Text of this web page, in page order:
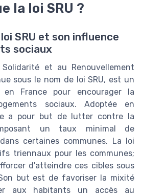
la loi SRU ?
SRU et son influence
sociaux
et au Renouvellement
sous le nom de loi SRU, est un
en France pour encourager la
sociaux. Adoptée en
a pour but de lutter contre la
un taux minimal de
certaines communes. La loi
triennaux pour les communes;
d'atteindre ces cibles sous
but est de favoriser la mixité
aux habitants un accès au